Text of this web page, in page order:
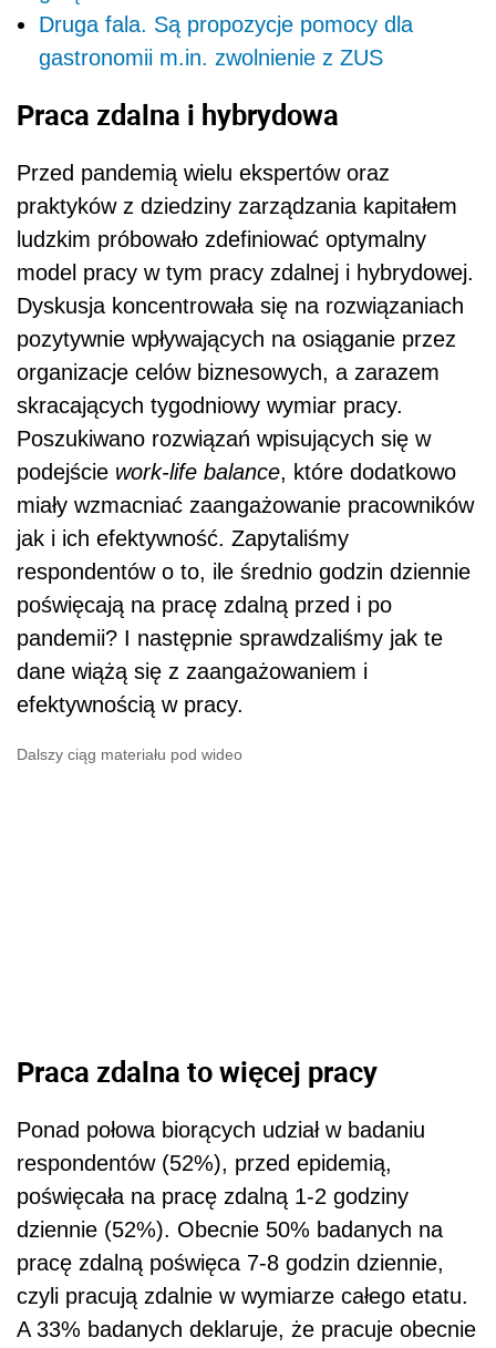
Druga fala. Są propozycje pomocy dla
gastronomii m.in. zwolnienie z ZUS
Praca zdalna i hybrydowa
Przed pandemią wielu ekspertów oraz
praktyków z dziedziny zarządzania kapitałem
ludzkim próbowało zdefiniować optymalny
model pracy w tym pracy zdalnej i hybrydowej.
Dyskusja koncentrowała się na rozwiązaniach
pozytywnie wpływających na osiąganie przez
organi­zacje celów biznesowych, a zarazem
skracających tygodniowy wymiar pracy.
Poszukiwano rozwiązań wpisujących się w
podejście work-life balance, które dodatkowo
miały wzmac­niać zaangażowanie pracowników
jak i ich efektywność. Zapytaliśmy
respondentów o to, ile średnio godzin dziennie
poświęcają na pracę zdalną przed i po
pandemii? I następnie spraw­dzaliśmy jak te
dane wiążą się z zaangażowaniem i
efektywnością w pracy.
Dalszy ciąg materiału pod wideo
Praca zdalna to więcej pracy
Ponad połowa biorących udział w badaniu
respondentów (52%), przed epidemią,
poświęcała na pracę zdalną 1-2 godziny
dziennie (52%). Obecnie 50% badanych na
pracę zdalną poświęca 7-8 godzin dziennie,
czyli pracują zdalnie w wymiarze całego etatu.
A 33% badanych deklaruje, że pracuje obecnie